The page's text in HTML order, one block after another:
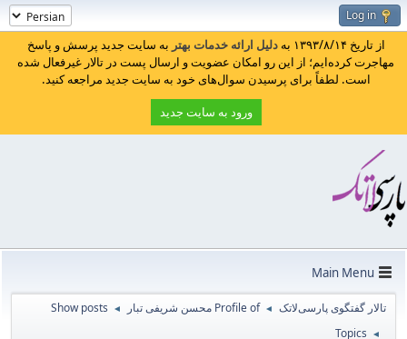
Log in
از تاریخ ۱۳۹۳/۸/۱۴ به دلیل ارائه خدمات بهتر به سایت جدید پرسش و پاسخ
مهاجرت کرده‌ایم؛ از این رو امکان عضویت و ارسال پست در تالار غیرفعال شده
است. لطفاً برای پرسیدن سوال‌های خود به سایت جدید مراجعه کنید.
ورود به سایت جدید
Main Menu
تالار گفتگوی پارسی‌لاتک ◄ Profile of محسن شریفی تبار ◄
Show posts
◄
Topics